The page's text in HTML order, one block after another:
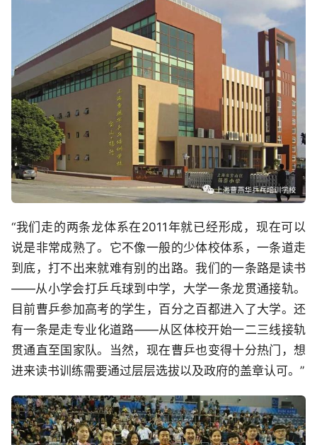
“我们走的两条龙体系在2011年就已经形成，现在可以
说是非常成熟了。它不像一般的少体校体系，一条道走
到底，打不出来就难有别的出路。我们的一条路是读书
——从小学会打乒乓球到中学，大学一条龙贯通接轨。
目前曹乒参加高考的学生，百分之百都进入了大学。还
有一条是走专业化道路——从区体校开始一二三线接轨
贯通直至国家队。当然，现在曹乒也变得十分热门，想
进来读书训练需要通过层层选拔以及政府的盖章认可。”